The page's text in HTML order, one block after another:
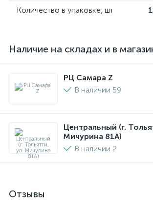
Количество в упаковке, шт
Наличие на складах и в
РЦ Самара Z
В наличии 59
Центральный (г.
Мичурина 81А)
В наличии 2
Отзывы